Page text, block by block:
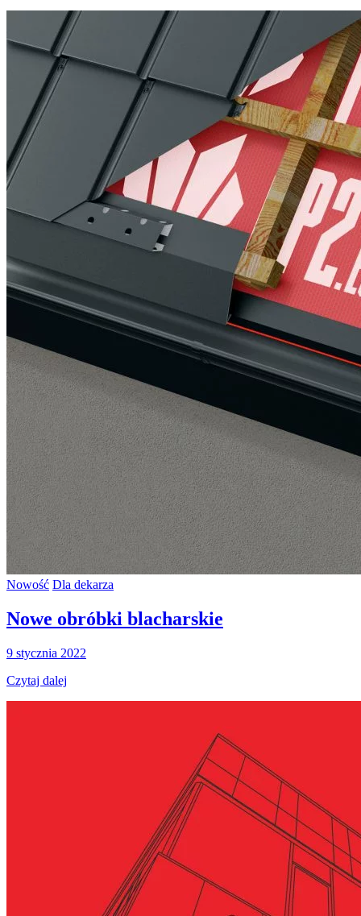
Nowość Dla dekarza
Nowe obróbki blacharskie
9 stycznia 2022
Czytaj dalej